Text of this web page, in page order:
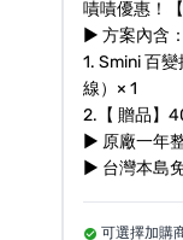
嘖嘖優惠！
► 方案內含：
1. Smini 百
線）× 1
2.【 贈品】
► 原廠一年
► 台灣本島
可選擇加購